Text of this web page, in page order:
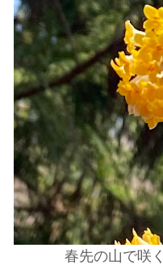
春先の山で咲